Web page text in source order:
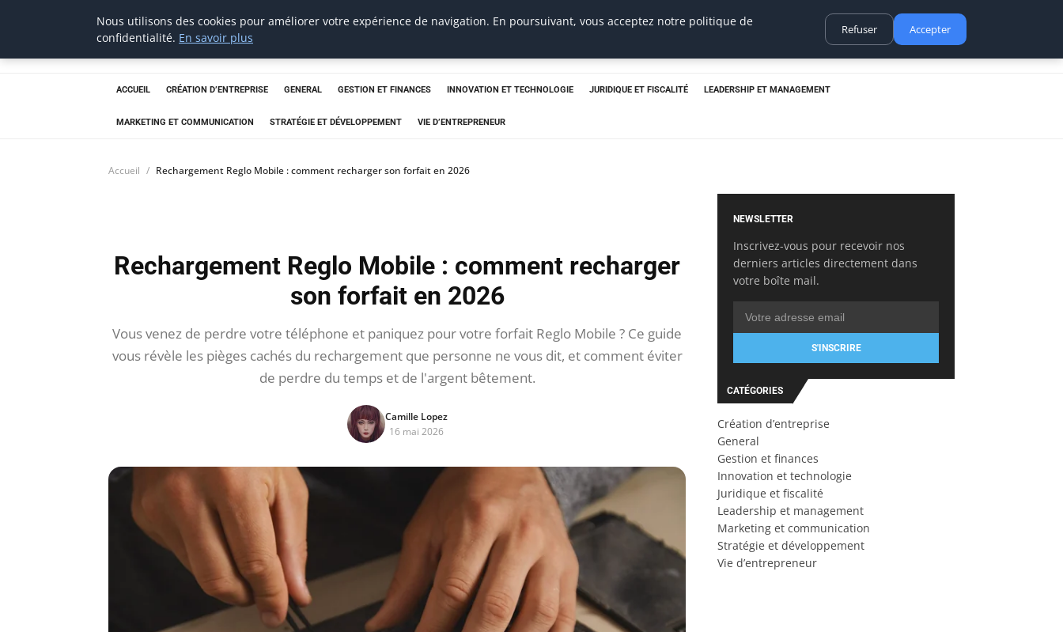
Aecme
ACCUEIL CRÉATION D’ENTREPRISE GENERAL GESTION ET FINANCES INNOVATION ET TECHNOLOGIE JURIDIQUE ET FISCALITÉ LEADERSHIP ET MANAGEMENT
MARKETING ET COMMUNICATION STRATÉGIE ET DÉVELOPPEMENT VIE D’ENTREPRENEUR
Accueil Rechargement Reglo Mobile : comment recharger son forfait en 2026
Rechargement Reglo Mobile : comment recharger
son forfait en 2026
Vous venez de perdre votre téléphone et paniquez pour votre forfait Reglo Mobile ? Ce guide
vous révèle les pièges cachés du rechargement que personne ne vous dit, et comment éviter
de perdre du temps et de l'argent bêtement.
Camille Lopez
16 mai 2026
NEWSLETTER
Inscrivez-vous pour recevoir nos
derniers articles directement dans
votre boîte mail.
S'INSCRIRE
CATÉGORIES
Création d’entreprise
General
Gestion et finances
Innovation et technologie
Juridique et fiscalité
Leadership et management
Marketing et communication
Stratégie et développement
Vie d’entrepreneur
Nous utilisons des cookies pour améliorer votre expérience de navigation. En poursuivant, vous acceptez notre politique de
confidentialité. En savoir plus
Refuser Accepter